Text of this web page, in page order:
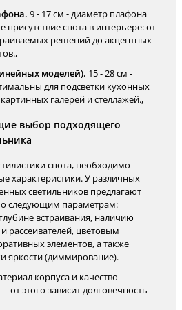
9 - 17 см - диаметр плафона
присутствие спота в интерьере: от
решений до акцентных
моделей). 15 - 28 см -
для подсветки кухонных
галерей и стеллажей.,
выбор подходящего
спота, необходимо
характеристики. У различных
светильников предлагают
следующим параметрам:
встраивания, наличию
рассеивателей, цветовым
элементов, а также
яркости (диммирование).
корпуса и качество
этого зависит долговечность